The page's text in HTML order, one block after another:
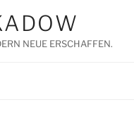
NEUE ERSCHAFFEN.